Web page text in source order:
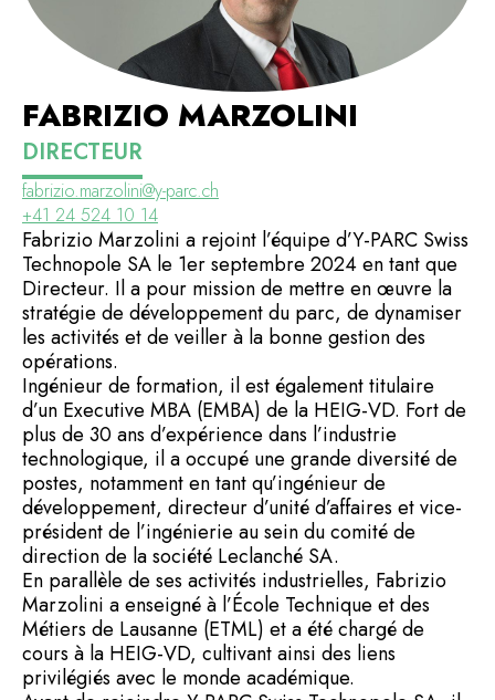
FABRIZIO MARZOLINI
DIRECTEUR
fabrizio.marzolini@y-parc.ch
+41 24 524 10 14
Fabrizio Marzolini a rejoint l’équipe d’Y-PARC Swiss
Technopole SA le 1er septembre 2024 en tant que
Directeur. Il a pour mission de mettre en œuvre la
stratégie de développement du parc, de dynamiser
les activités et de veiller à la bonne gestion des
opérations.
Ingénieur de formation, il est également titulaire
d’un Executive MBA (EMBA) de la HEIG-VD. Fort de
plus de 30 ans d’expérience dans l’industrie
technologique, il a occupé une grande diversité de
postes, notamment en tant qu’ingénieur de
développement, directeur d’unité d’affaires et vice-
président de l’ingénierie au sein du comité de
direction de la société Leclanché SA.
En parallèle de ses activités industrielles, Fabrizio
Marzolini a enseigné à l’École Technique et des
Métiers de Lausanne (ETML) et a été chargé de
cours à la HEIG-VD, cultivant ainsi des liens
privilégiés avec le monde académique.